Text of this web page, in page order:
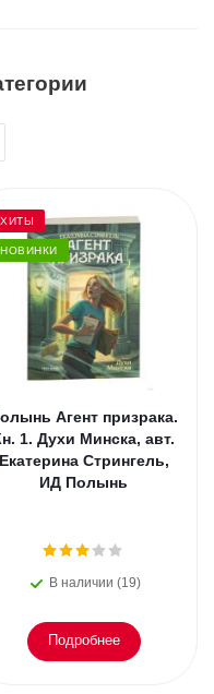
ХИТЫ
НОВИНКИ
Агент призрака.
1. Духи Минска, авт.
Екатерина Стрингель,
ИД Полынь
В наличии (19)
Подробнее